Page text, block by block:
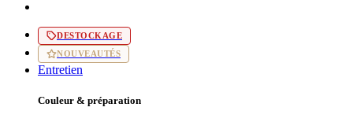
DESTOCKAGE
NOUVEAUTÉS
Entretien
Couleur & préparation